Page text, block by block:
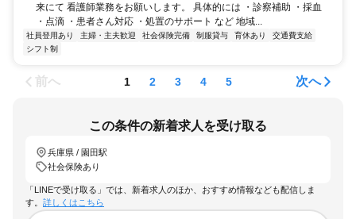
来にて 看護師業務をお願いします。 具体的には ・診察補助 ・採血
・点滴 ・患者さん対応 ・処置のサポート など 地域...
社員登用あり 主婦・主夫歓迎 社会保険完備 制服貸与 育休あり
交通費支給
シフト制
前へ 1 2 3 4 5 次へ
この条件の新着求人を受け取る
兵庫県 / 園田駅
社会保険あり
「LINEで受け取る」では、新着求人のほか、おすすめ情報なども配信しま
す。 詳しくはこちら